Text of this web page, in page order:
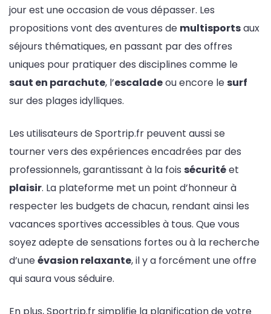
jour est une occasion de vous dépasser. Les
propositions vont des aventures de multisportsaux
séjours thématiques, en passant par des offres
uniques pour pratiquer des disciplines comme le
saut en parachute, l’escaladeou encore le surf
sur des plages idylliques.
Les utilisateurs de Sportrip.fr peuvent aussi se
tourner vers des expériences encadrées par des
professionnels, garantissant à la fois sécuritéet
plaisir. La plateforme met un point d’honneur à
respecter les budgets de chacun, rendant ainsi les
vacances sportives accessibles à tous. Que vous
soyez adepte de sensations fortes ou à la recherche
d’uneévasion relaxante, il y a forcément une offre
qui saura vous séduire.